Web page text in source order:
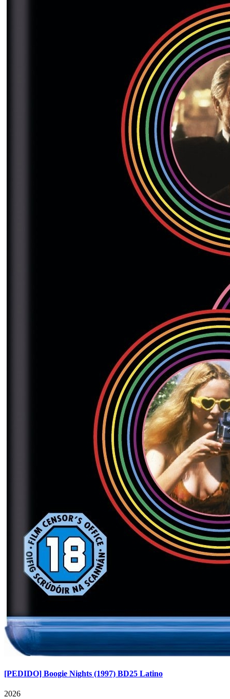
[PEDIDO] Boogie Nights (1997) BD25 Latino
2026